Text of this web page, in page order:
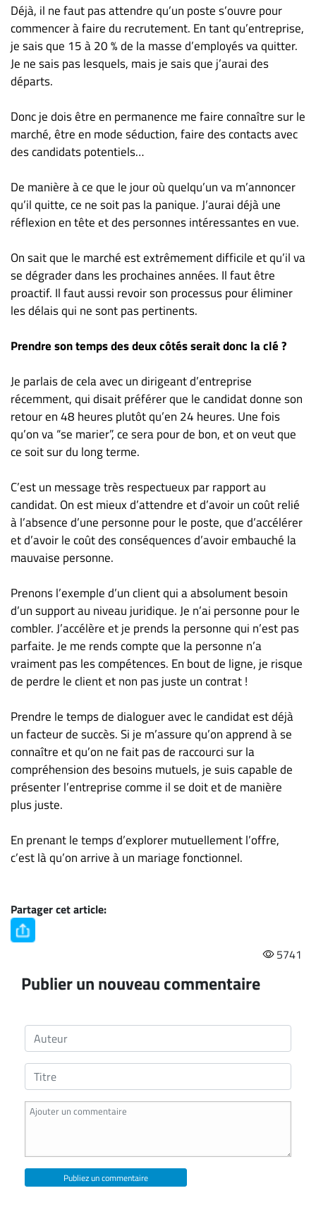
Déjà, il ne faut pas attendre qu’un poste s’ouvre pour
commencer à faire du recrutement. En tant qu’entreprise,
je sais que 15 à 20 % de la masse d’employés va quitter.
Je ne sais pas lesquels, mais je sais que j’aurai des
départs.
Donc je dois être en permanence me faire connaître sur le
marché, être en mode séduction, faire des contacts avec
des candidats potentiels…
De manière à ce que le jour où quelqu’un va m’annoncer
qu’il quitte, ce ne soit pas la panique. J’aurai déjà une
réflexion en tête et des personnes intéressantes en vue.
On sait que le marché est extrêmement difficile et qu’il va
se dégrader dans les prochaines années. Il faut être
proactif. Il faut aussi revoir son processus pour éliminer
les délais qui ne sont pas pertinents.
Prendre son temps des deux côtés serait donc la clé ?
Je parlais de cela avec un dirigeant d’entreprise
récemment, qui disait préférer que le candidat donne son
retour en 48 heures plutôt qu’en 24 heures. Une fois
qu’on va “se marier”, ce sera pour de bon, et on veut que
ce soit sur du long terme.
C’est un message très respectueux par rapport au
candidat. On est mieux d’attendre et d’avoir un coût relié
à l’absence d’une personne pour le poste, que d’accélérer
et d’avoir le coût des conséquences d’avoir embauché la
mauvaise personne.
Prenons l’exemple d’un client qui a absolument besoin
d’un support au niveau juridique. Je n’ai personne pour le
combler. J’accélère et je prends la personne qui n’est pas
parfaite. Je me rends compte que la personne n’a
vraiment pas les compétences. En bout de ligne, je risque
de perdre le client et non pas juste un contrat !
Prendre le temps de dialoguer avec le candidat est déjà
un facteur de succès. Si je m’assure qu’on apprend à se
connaître et qu’on ne fait pas de raccourci sur la
compréhension des besoins mutuels, je suis capable de
présenter l’entreprise comme il se doit et de manière
plus juste.
En prenant le temps d’explorer mutuellement l’offre,
c’est là qu’on arrive à un mariage fonctionnel.
Partager cet article:
5741
Publier un nouveau commentaire
Publiez un commentaire